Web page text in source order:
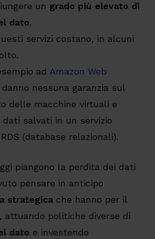
un grado più elevato di
dato.
servizi costano, in alcuni
ad Amazon Web
nessuna garanzia sul
delle macchine virtuali e
dati salvati in un servizio
(database relazionali).
piangono la perdita dei dati
pensare in anticipo
strategicache hanno per il
attuando politiche diverse di
dato e investendo